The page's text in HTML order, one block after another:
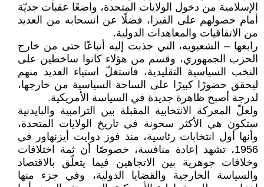
الإسلامية من دخول الولايات المتحدة، واضعًا عقبات جديّة
أمام حصولهم على الفيزا، فضلًا عن انسحابه من العديد
من الاتفاقيات والمعاهدات الدولية.
رابعها – الشعبويه، التي جذبت إليه أتباعًا حتى من خارج
الحزب الجمهوري، وقسم من هؤلاء كانوا ساخطين على
النخب السياسية التقليدية، فاستغلّ استياء العديد منهم
ليحقق حضورًا كبيرًا على الساحة السياسية من خارجها،
لدرجة أصبح ظاهرة جديدة في السياسة الأمريكية.
ولعلّ المعركة الانتخابية المقبلة بين الترامبية والبايدنية
ستكون هي الأكثر سخونة في تاريخ الولايات المتحدة،
وأنها أول انتخابات رئاسية، منذ فوز دوايت أيزنهاور في
1956، تشهد إعادة منافسة، خصوصًا أن ثمة اختلافات
وخلافات جوهرية بين الاتجاهين فيما يتعلّق بالاقتصاد
والسياسة الخارجية والقضايا الدولية، وفي جزء منها